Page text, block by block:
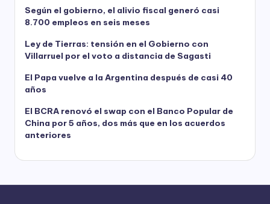
Según el gobierno, el alivio fiscal generó casi
8.700 empleos en seis meses
Ley de Tierras: tensión en el Gobierno con
Villarruel por el voto a distancia de Sagasti
El Papa vuelve a la Argentina después de casi 40
años
El BCRA renovó el swap con el Banco Popular de
China por 5 años, dos más que en los acuerdos
anteriores